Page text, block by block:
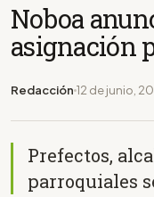
Noboa
asignación
Redacción 12 de junio,
Prefectos,
parroquiales